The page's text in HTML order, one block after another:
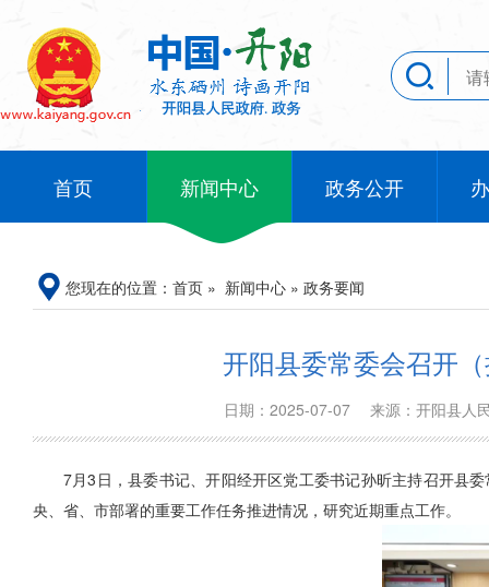
首页 新闻中心 政务公开
您现在的位置： 首页 » 新闻中心 » 政务要闻
开阳县委常委会召开
日期：2025-07-07 来源：开阳县
7月3日，县委书记、开阳经开区党工委书记孙昕主持召开县
央、省、市部署的重要工作任务推进情况，研究近期重点工作。